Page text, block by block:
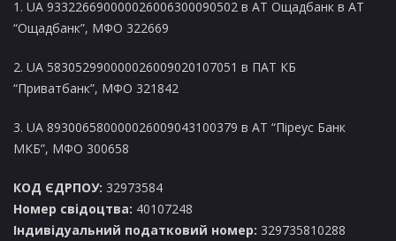
1. UA 933226690000026006300090502 в AT Ощадбанк в АТ
“Ощадбанк”, МФО 322669
2. UA 583052990000026009020107051 в ПАТ КБ
“Приватбанк”, МФО 321842
3. UA 893006580000026009043100379 в АТ “Піреус Банк
МКБ”, МФО 300658
КОД ЄДРПОУ: 32973584
Номер свідоцтва: 40107248
Індивідуальний податковий номер: 329735810288